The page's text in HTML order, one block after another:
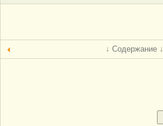
↓ Содержание ↓